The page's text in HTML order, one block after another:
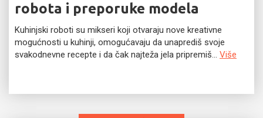
robota i preporuke modela
Kuhinjski roboti su mikseri koji otvaraju nove kreativne
mogućnosti u kuhinji, omogućavaju da unaprediš svoje
svakodnevne recepte i da čak najteža jela pripremiš... Više